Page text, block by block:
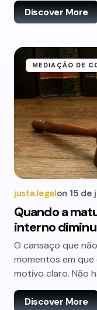
Discover More
MEDIAÇÃO DE
justa.legalon 15 de
Quando a
interno
O cansaço que
momentos em
motivo claro. Não
Discover More